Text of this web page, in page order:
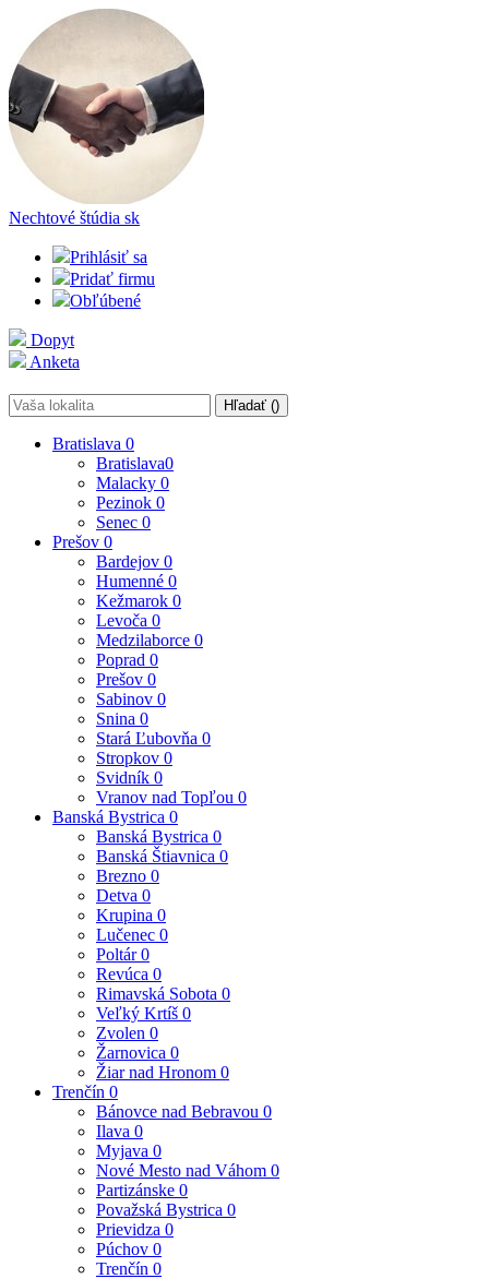
Nechtové štúdia sk
Prihlásiť sa
Pridať firmu
Obľúbené
Dopyt
Anketa
Hľadať ()
Bratislava 0
Bratislava0
Malacky 0
Pezinok 0
Senec 0
Prešov 0
Bardejov 0
Humenné 0
Kežmarok 0
Levoča 0
Medzilaborce 0
Poprad 0
Prešov 0
Sabinov 0
Snina 0
Stará Ľubovňa 0
Stropkov 0
Svidník 0
Vranov nad Topľou 0
Banská Bystrica 0
Banská Bystrica 0
Banská Štiavnica 0
Brezno 0
Detva 0
Krupina 0
Lučenec 0
Poltár0
Revúca 0
Rimavská Sobota 0
Veľký Krtíš 0
Zvolen 0
Žarnovica 0
Žiar nad Hronom 0
Trenčín 0
Bánovce nad Bebravou 0
Ilava 0
Myjava 0
Nové Mesto nad Váhom 0
Partizánske 0
Považská Bystrica 0
Prievidza 0
Púchov 0
Trenčín 0